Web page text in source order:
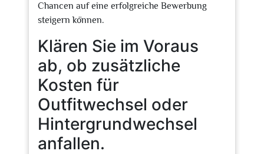
Chancen auf eine erfolgreiche Bewerbung
steigern können.
Klären Sie im Voraus
ab, ob zusätzliche
Kosten für
Outfitwechsel oder
Hintergrundwechsel
anfallen.